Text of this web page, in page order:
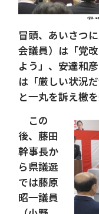
（冒頭、
冒頭、あいさつ
会議員）は「党
よう」、安達和
は「厳しい状況
と一丸を訴え檄
この
後、藤田
幹事長か
ら県議選
では藤原
昭一議員